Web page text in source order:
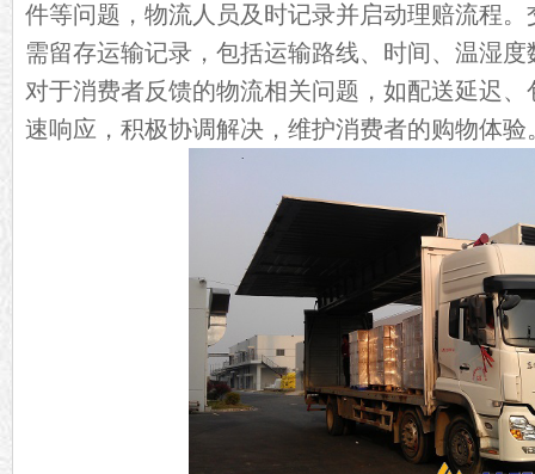
件等问题，物流人员及时记录并启动理赔流程
需留存运输记录，包括运输路线、时间、温湿
对于消费者反馈的物流相关问题，如配送延迟
速响应，积极协调解决，维护消费者的购物体验